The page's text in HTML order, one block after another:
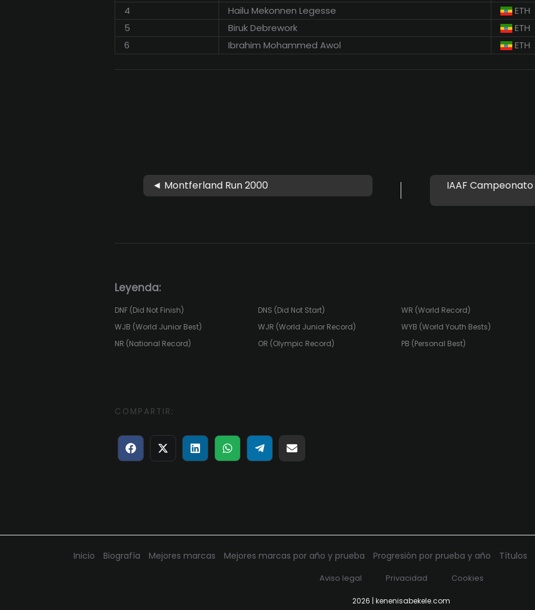
4
Hailu Mekonnen Legesse ETH
5
Biruk Debrework ETH
6
Ibrahim Mohammed Awol ETH
◄ Montferland Run 2000 IAAF Campeonato
Leyenda:
DNF (Did Not Finish) DNS (Did Not Start) WR (World Record)
WJB (World Junior Best)
WJR (World Junior Record) WYB (World Youth Bests)
NR (National Record)
OR (Olympic Record) PB (Personal Best)
COMPARTIR:
Compartir
en
Compartir
en
Compartir
en
Compartir
en
Compartir
en
Compartir
en
Inicio Biografía Mejores marcas Mejores marcas por año y prueba Progresión por prueba y año Títulos
Aviso legal Privacidad Cookies
2026 | kenenisabekele.com